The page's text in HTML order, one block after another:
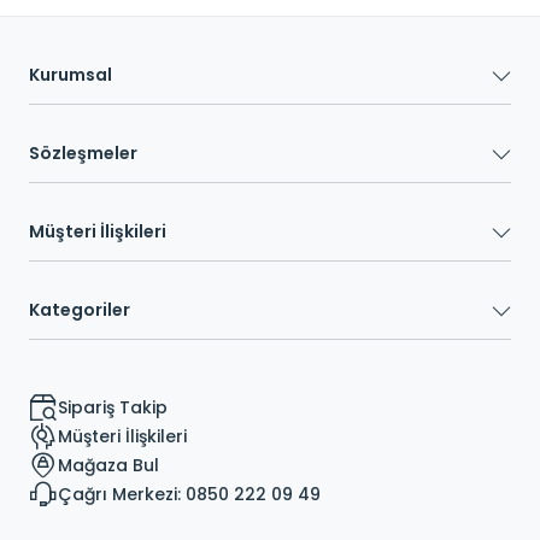
Kurumsal
Sözleşmeler
Müşteri İlişkileri
Kategoriler
Sipariş Takip
Müşteri İlişkileri
Mağaza Bul
Çağrı Merkezi: 0850 222 09 49